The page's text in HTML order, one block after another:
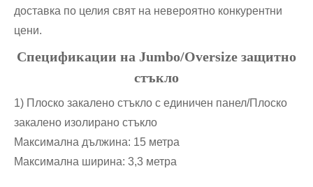
доставка по целия свят на невероятно конкурентни
цени.
Спецификации на Jumbo/Oversize защитно
стъкло
1) Плоско закалено стъкло с единичен панел/Плоско
закалено изолирано стъкло
Максимална дължина: 15 метра
Максимална ширина: 3,3 метра